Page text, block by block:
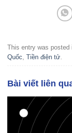
This entry was posted
Quốc Tiền điện tử
Bài viết liên